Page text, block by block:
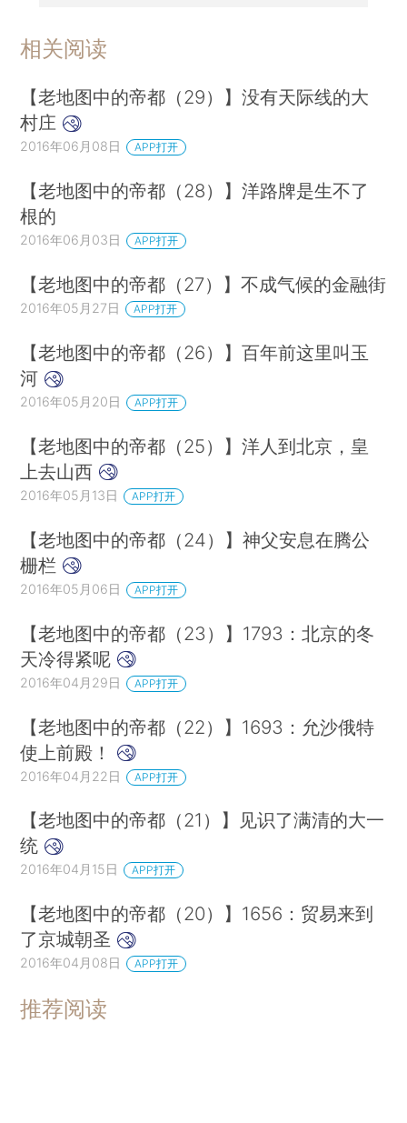
相关阅读
【老地图中的帝都（29）】没有天际线的大
村庄
2016年06月08日 APP打开
【老地图中的帝都（28）】洋路牌是生不了
根的
2016年06月03日 APP打开
【老地图中的帝都（27）】不成气候的金融街
2016年05月27日 APP打开
【老地图中的帝都（26）】百年前这里叫玉
河
2016年05月20日 APP打开
【老地图中的帝都（25）】洋人到北京，皇
上去山西
2016年05月13日 APP打开
【老地图中的帝都（24）】神父安息在腾公
栅栏
2016年05月06日 APP打开
【老地图中的帝都（23）】1793：北京的冬
天冷得紧呢
2016年04月29日 APP打开
【老地图中的帝都（22）】1693：允沙俄特
使上前殿！
2016年04月22日 APP打开
【老地图中的帝都（21）】见识了满清的大一
统
2016年04月15日 APP打开
【老地图中的帝都（20）】1656：贸易来到
了京城朝圣
2016年04月08日 APP打开
推荐阅读